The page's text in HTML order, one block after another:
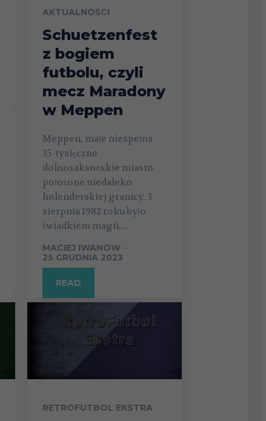
AKTUALNOŚCI
Schuetzenfest
z bogiem
futbolu, czyli
mecz Maradony
w Meppen
Meppen, małe niespełna
35-tysięczne
dolnosaksońskie miasto
położone niedaleko
holenderskiej granicy. 3
sierpnia 1982 roku było
świadkiem magii,...
MACIEJ IWANOW -
25 GRUDNIA 2023
READ
RETROFUTBOL EKSTRA